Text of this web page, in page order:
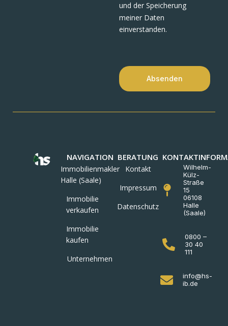
und der Speicherung
meiner Daten
einverstanden.
Absenden
NAVIGATION
Immobilienmakler
Halle (Saale)
Immobilie
verkaufen
Immobilie
kaufen
Unternehmen
BERATUNG
Kontakt
Impressum
Datenschutz
Wilhelm-
Külz-
Straße
15
06108
Halle
(Saale)
0800 –
30 40
111
info@hs-
ib.de